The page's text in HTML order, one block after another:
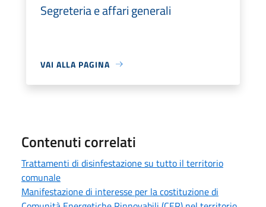
Segreteria e affari generali
VAI ALLA PAGINA
Contenuti correlati
Trattamenti di disinfestazione su tutto il territorio
comunale
Manifestazione di interesse per la costituzione di